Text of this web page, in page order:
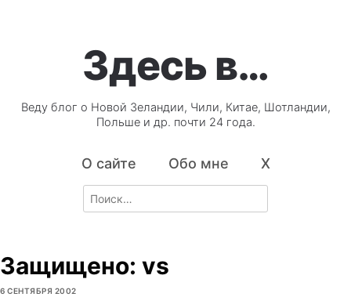
Здесь в…
Веду блог о Новой Зеландии, Чили, Китае, Шотландии,
Польше и др. почти 24 года.
О сайте Обо мне X
Search
for:
Защищено: vs
6 СЕНТЯБРЯ 2002